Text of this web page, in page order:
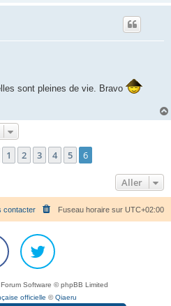
sont pleines de vie. Bravo
Précédent
1 2 3 4 5 6
Aller
Fuseau horaire sur UTC+02:00
contacter
Software © phpBB Limited
officielle ©Qiaeru